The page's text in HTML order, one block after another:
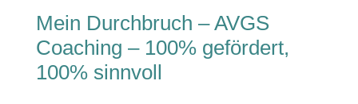
Mein Durchbruch – AVGS
Coaching – 100% gefördert,
100% sinnvoll